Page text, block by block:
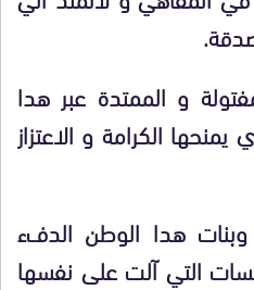
و الممتدة عبر هدا
الكرامة و الاعتزاز
هدا الوطن الدفء
التي آلت على نفسها